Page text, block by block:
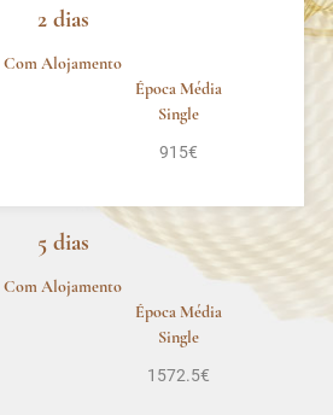
2 dias
Com Alojamento
Época Média
Single
915€
5 dias
Com Alojamento
Época Média
Single
1572.5€